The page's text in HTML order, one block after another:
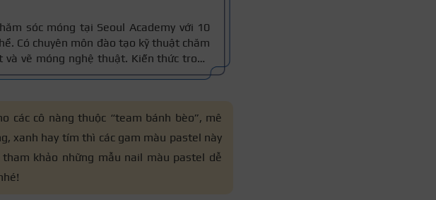
sóc móng tại Seoul Academy với 10
Có chuyên môn đào tạo kỹ thuật chăm
vẽ móng nghệ thuật. Kiến thức trong
chăm sóc móng chuẩn nghề và 10
các cô nàng thuộc “team bánh bèo”, mê
xanh hay tím thì các gam màu pastel này
khảo những mẫu nail màu pastel dễ